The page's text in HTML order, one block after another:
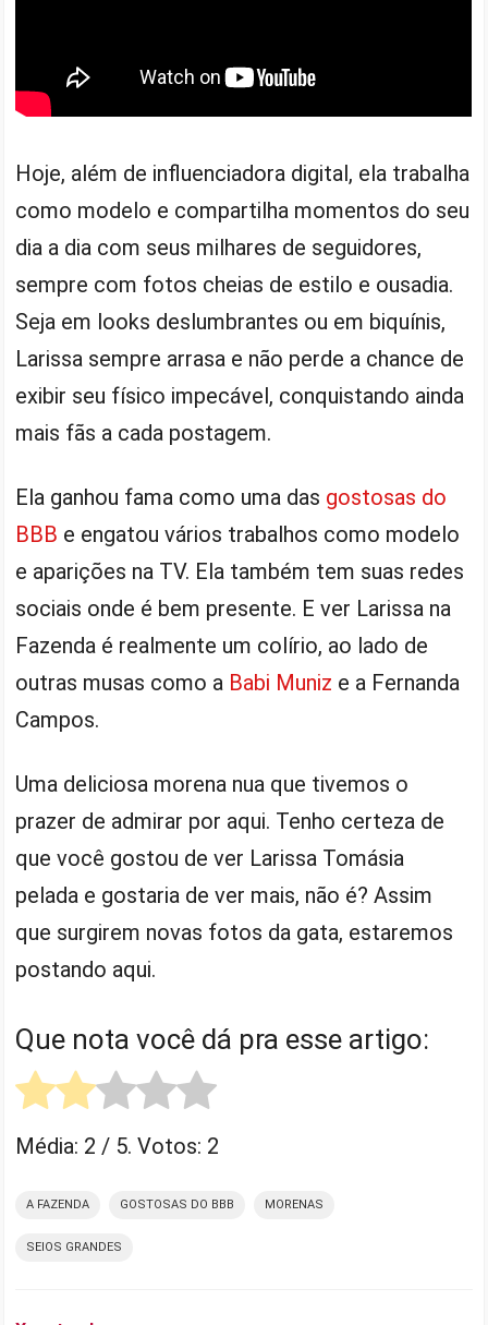
Hoje, além de influenciadora digital, ela trabalha
como modelo e compartilha momentos do seu
dia a dia com seus milhares de seguidores,
sempre com fotos cheias de estilo e ousadia.
Seja em looks deslumbrantes ou em biquínis,
Larissa sempre arrasa e não perde a chance de
exibir seu físico impecável, conquistando ainda
mais fãs a cada postagem.
Ela ganhou fama como uma das gostosas do
BBB e engatou vários trabalhos como modelo
e aparições na TV. Ela também tem suas redes
sociais onde é bem presente. E ver Larissa na
Fazenda é realmente um colírio, ao lado de
outras musas como a Babi Muniz e a Fernanda
Campos.
Uma deliciosa morena nua que tivemos o
prazer de admirar por aqui. Tenho certeza de
que você gostou de ver Larissa Tomásia
pelada e gostaria de ver mais, não é? Assim
que surgirem novas fotos da gata, estaremos
postando aqui.
Que nota você dá pra esse artigo:
Média: 2 / 5. Votos: 2
A FAZENDA GOSTOSAS DO BBB MORENAS
SEIOS GRANDES